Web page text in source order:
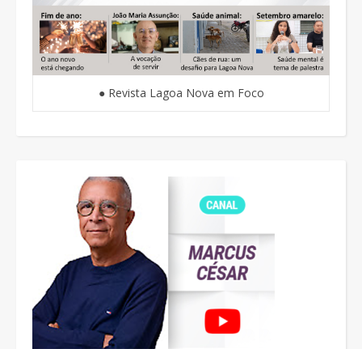
● Revista Lagoa Nova em Foco